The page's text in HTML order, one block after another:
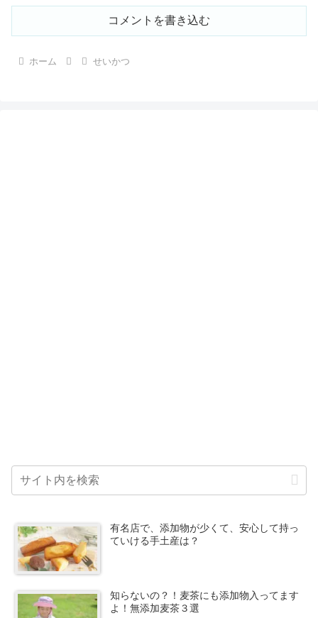
コメントを書き込む
ホーム せいかつ
有名店で、添加物が少くて、安心して持っ
ていける手土産は？
知らないの？！麦茶にも添加物入ってます
よ！無添加麦茶３選